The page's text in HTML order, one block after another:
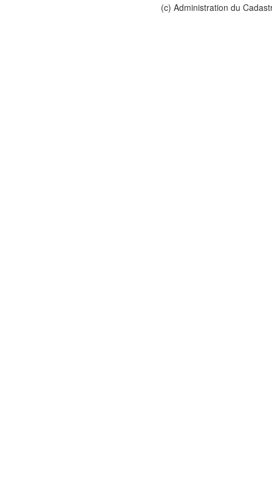
(c) Administration du